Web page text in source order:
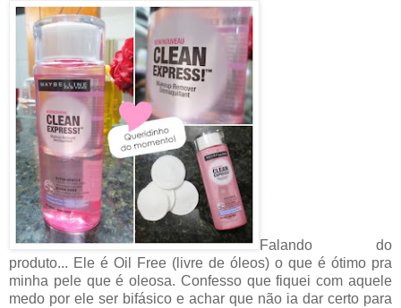
Falando do
produto... Ele é Oil Free (livre de óleos) o que é ótimo pra
minha pele que é oleosa. Confesso que fiquei com aquele
medo por ele ser bifásico e achar que não ia dar certo para